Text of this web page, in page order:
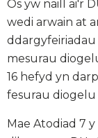
Os yw naill ai'r
wedi arwain at
mesurau
16 hefyd yn
fesurau diogelu
Mae Atodiad 7